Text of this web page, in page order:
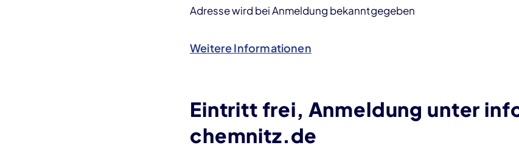
Adresse wird bei Anmeldung bekanntgegeben
Weitere Informationen
Eintritt frei, Anmeldung unter
chemnitz.de